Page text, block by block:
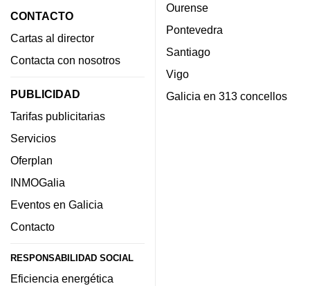
CONTACTO
Cartas al director
Contacta con nosotros
PUBLICIDAD
Tarifas publicitarias
Servicios
Oferplan
INMOGalia
Eventos en Galicia
Contacto
RESPONSABILIDAD SOCIAL
Eficiencia energética
Ourense
Pontevedra
Santiago
Vigo
Galicia en 313 concellos